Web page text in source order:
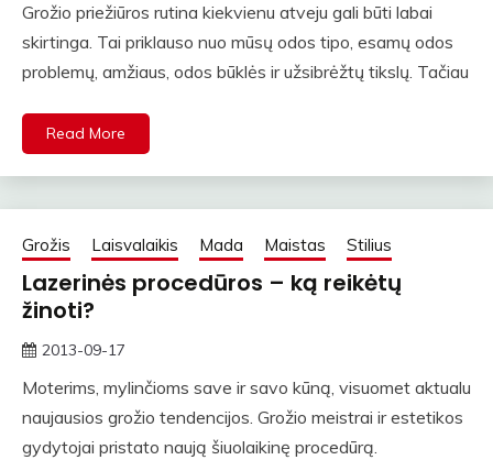
Grožio priežiūros rutina kiekvienu atveju gali būti labai
skirtinga. Tai priklauso nuo mūsų odos tipo, esamų odos
problemų, amžiaus, odos būklės ir užsibrėžtų tikslų. Tačiau
Read More
Grožis Laisvalaikis Mada Maistas Stilius
Lazerinės procedūros – ką reikėtų
žinoti?
2013-09-17
Moterims, mylinčioms save ir savo kūną, visuomet aktualu
naujausios grožio tendencijos. Grožio meistrai ir estetikos
gydytojai pristato naują šiuolaikinę procedūrą.